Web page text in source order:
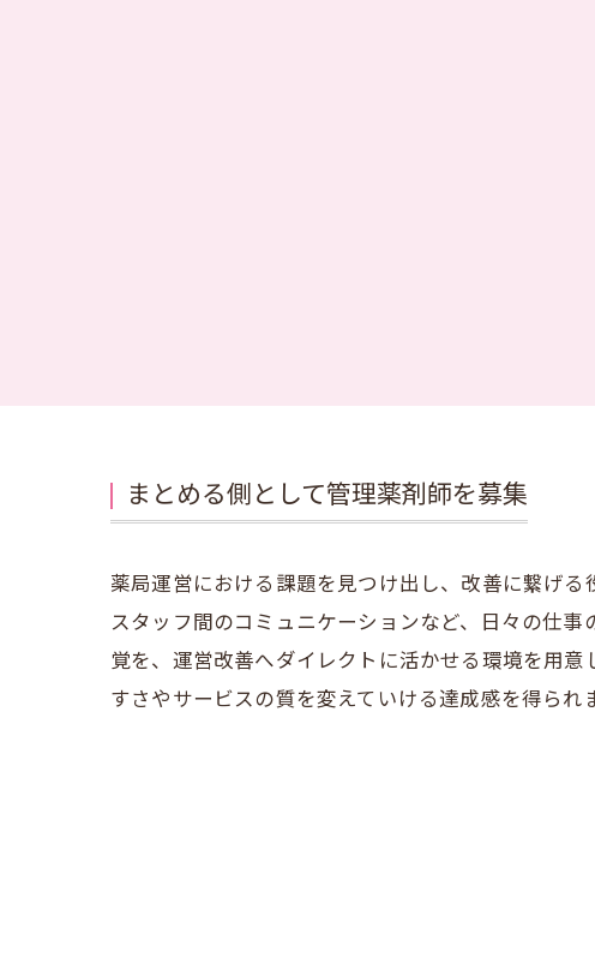
まとめる側として管理薬剤師を募集
薬局運営における課題を見つけ出し、改善に繋げ
スタッフ間のコミュニケーションなど、日々の仕
覚を、運営改善へダイレクトに活かせる環境を用
すさやサービスの質を変えていける達成感を得られ